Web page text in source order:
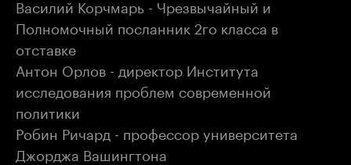
Василий Корчмарь - Чрезвычайный и
Полномочный посланник 2го класса в
отставке
Антон Орлов - директор Института
исследования проблем современной
политики
Робин Ричард - профессор университета
Джорджа Вашингтона